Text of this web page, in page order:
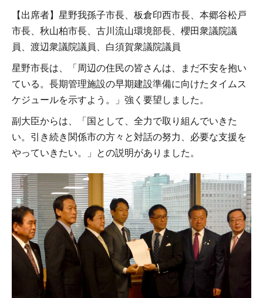
【出席者】星野我孫子市長、板倉印西市長、本郷谷松戸
市長、秋山柏市長、古川流山環境部長、櫻田衆議院議
員、渡辺衆議院議員、白須賀衆議院議員
星野市長は、「周辺の住民の皆さんは、まだ不安を抱い
ている。長期管理施設の早期建設準備に向けたタイムス
ケジュールを示すよう。」強く要望しました。
副大臣からは、「国として、全力で取り組んでいきた
い。引き続き関係市の方々と対話の努力、必要な支援を
やっていきたい。」との説明がありました。